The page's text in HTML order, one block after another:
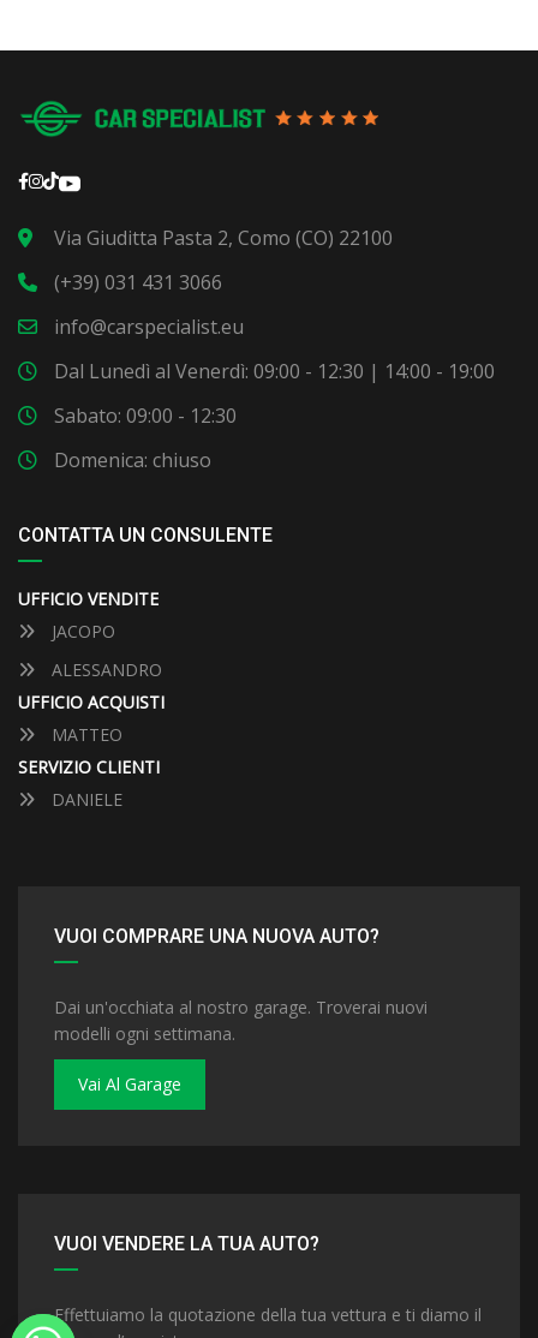
Via Giuditta Pasta 2, Como (CO) 22100
(+39) 031 431 3066
info@carspecialist.eu
Dal Lunedì al Venerdì: 09:00 - 12:30 | 14:00 - 19:00
Sabato: 09:00 - 12:30
Domenica: chiuso
CONTATTA UN CONSULENTE
UFFICIO VENDITE
JACOPO
ALESSANDRO
UFFICIO ACQUISTI
MATTEO
SERVIZIO CLIENTI
DANIELE
VUOI COMPRARE UNA NUOVA AUTO?
Dai un'occhiata al nostro garage. Troverai nuovi
modelli ogni settimana.
Vai Al Garage
VUOI VENDERE LA TUA AUTO?
Effettuiamo la quotazione della tua vettura e ti diamo il